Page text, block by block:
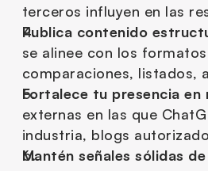
terceros influyen en las
Publica contenido
se alinee con los
comparaciones, listados,
Fortalece tu presencia
externas en las que
industria, blogs
Mantén señales sólidas